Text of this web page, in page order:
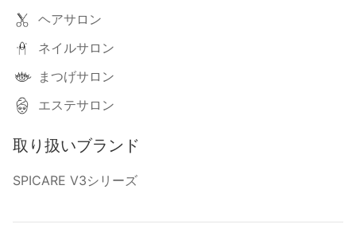
ヘアサロン
ネイルサロン
まつげサロン
エステサロン
取り扱いブランド
SPICARE V3シリーズ